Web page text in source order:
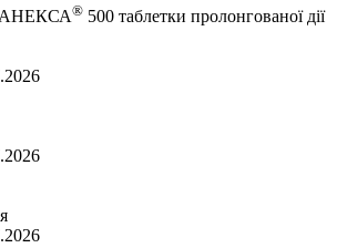
® 500 таблетки пролонгованої дії